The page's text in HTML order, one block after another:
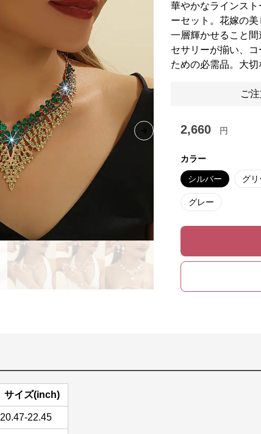
Next slide
華やかなラインス
ーセット。花嫁の
一層輝かせること
セサリーが揃い、
ための必需品。大
ご
2,660 円
カラー
シルバー グリ
グレー
サイズ(inch)
20.47-22.45